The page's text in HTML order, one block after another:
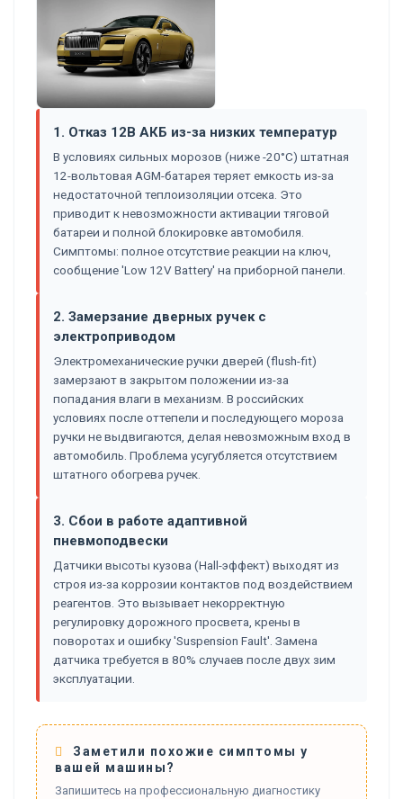
1. Отказ 12В АКБ из-за низких температур
В условиях сильных морозов (ниже -20°C) штатная
12-вольтовая AGM-батарея теряет емкость из-за
недостаточной теплоизоляции отсека. Это
приводит к невозможности активации тяговой
батареи и полной блокировке автомобиля.
Симптомы: полное отсутствие реакции на ключ,
сообщение 'Low 12V Battery' на приборной панели.
2. Замерзание дверных ручек с
электроприводом
Электромеханические ручки дверей (flush-fit)
замерзают в закрытом положении из-за
попадания влаги в механизм. В российских
условиях после оттепели и последующего мороза
ручки не выдвигаются, делая невозможным вход в
автомобиль. Проблема усугубляется отсутствием
штатного обогрева ручек.
3. Сбои в работе адаптивной
пневмоподвески
Датчики высоты кузова (Hall-эффект) выходят из
строя из-за коррозии контактов под воздействием
реагентов. Это вызывает некорректную
регулировку дорожного просвета, крены в
поворотах и ошибку 'Suspension Fault'. Замена
датчика требуется в 80% случаев после двух зим
эксплуатации.
Заметили похожие симптомы у
вашей машины?
Запишитесь на профессиональную диагностику